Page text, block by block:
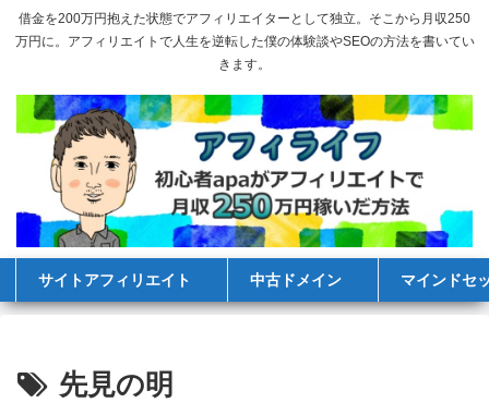
借金を200万円抱えた状態でアフィリエイターとして独立。そこから月収250
万円に。アフィリエイトで人生を逆転した僕の体験談やSEOの方法を書いてい
きます。
サイトアフィリエイト 中古ドメイン マインドセ
先見の明